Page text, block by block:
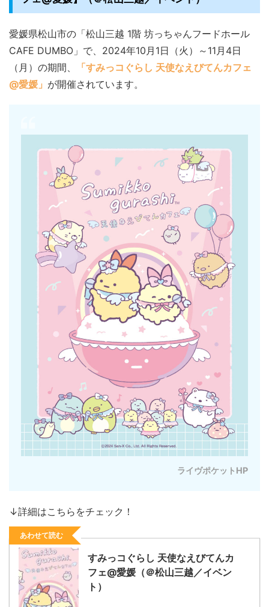
愛媛県松山市の「松山三越 1階 坊っちゃんフードホール
CAFE DUMBO」で、2024年10月1日（火）～11月4日
（月）の期間、
「すみっコぐらし 天使なえびてんカフェ
@愛媛」 が開催されています。
ライヴポケットHP
↓詳細はこちらをチェック！
あわせて読む
すみっコぐらし 天使なえびてんカ
フェ@愛媛（＠松山三越／イベン
ト）